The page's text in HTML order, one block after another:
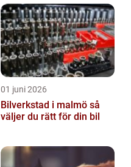
01 juni 2026
Bilverkstad i malmö så
väljer du rätt för din bil